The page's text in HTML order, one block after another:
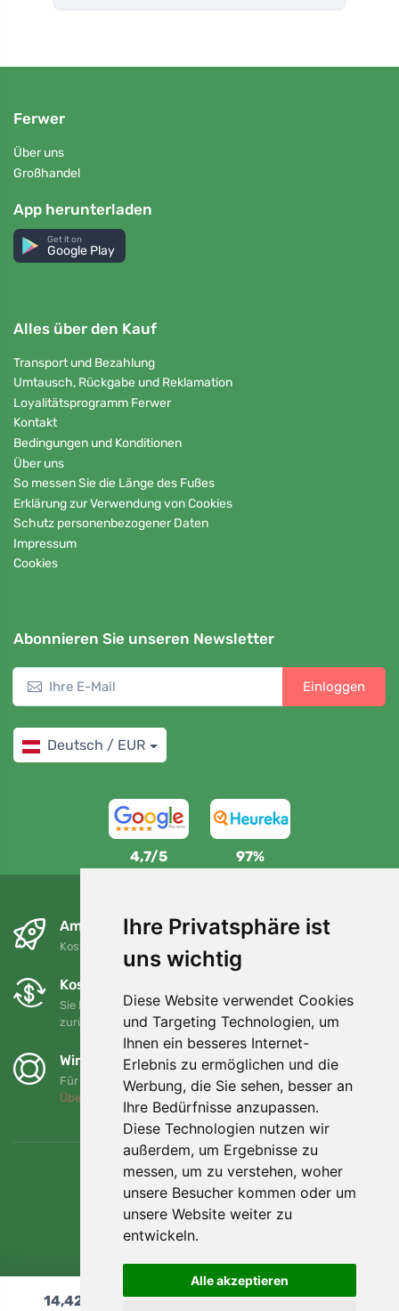
Ihre Privatsphäre ist
uns wichtig
Diese Website verwendet Cookies
und Targeting Technologien, um
Ihnen ein besseres Internet-
Erlebnis zu ermöglichen und die
Werbung, die Sie sehen, besser an
Ihre Bedürfnisse anzupassen.
Diese Technologien nutzen wir
außerdem, um Ergebnisse zu
messen, um zu verstehen, woher
unsere Besucher kommen oder um
unsere Website weiter zu
entwickeln.
Alle akzeptieren
Ferwer
Über uns
Großhandel
App herunterladen
Get it on
Google Play
Alles über den Kauf
Transport und Bezahlung
Umtausch, Rückgabe und Reklamation
Loyalitätsprogramm Ferwer
Kontakt
Bedingungen und Konditionen
Über uns
So messen Sie die Länge des Fußes
Erklärung zur Verwendung von Cookies
Schutz personenbezogener Daten
Impressum
Cookies
Abonnieren Sie unseren Newsletter
Einloggen
Deutsch / EUR
4,7/5 97%
Am nächsten Tag und kostenlos
Kostenloser Versand für Bestellungen über 80 EUR
Kostenloser Umtausch und Rückgabe
Sie können Ihre Bestellung jederzeit innerhalb von 90 Tagen
zurückgeben oder umtauschen.
Wir unterstützen Trees.org
Für jede Bestellung pflanzen wir einen Baum! Mehr lesen
Über uns
14,42 In den Warenkorb